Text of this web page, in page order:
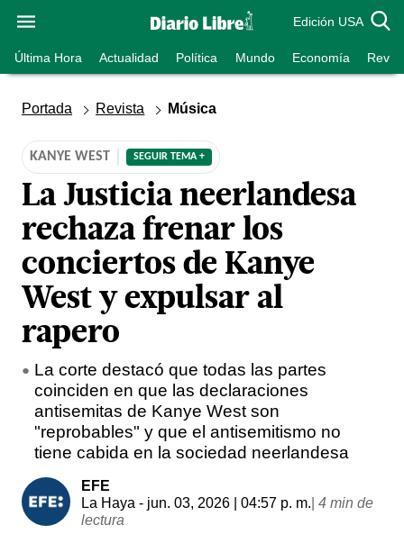
Edición USA
Última Hora Actualidad Política Mundo Economía
Portada Revista Música
KANYE WEST SEGUIR TEMA +
La Justicia neerlandesa
rechaza frenar los
conciertos de Kanye
West y expulsar al
rapero
La corte destacó que todas las partes
coinciden en que las declaraciones
antisemitas de Kanye West son
"reprobables" y que el antisemitismo no
tiene cabida en la sociedad neerlandesa
EFE
La Haya - jun. 03, 2026 | 04:57 p. m. 4 min de
lectura